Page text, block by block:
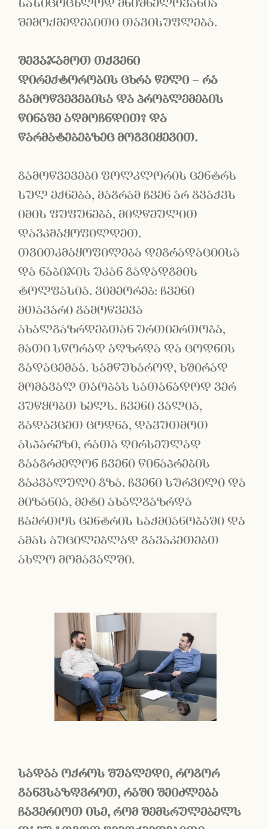
სასიცოცხლოდ მნიშნელოვანია
შემოქმედებითი თავისუფლება.
შევაჯამოთ თქვენი
დირექტორობის ცხრა წელი– რა
გამოწვევებისა და პრობლემების
წინაშე აღმოჩნდით? და
წარმატებებზეც მოგვიყევით.
გამოწვევები ფოლკლორის ცენტრს
სულ ექნება, მაგრამ ჩვენ არ გვაქვს
იმის ფუფუნება, მიღწეულით
დავკმაყოფილდეთ.
თვითკმაყოფილება დეგრადაციისა
და ნაბიჯის უკან გადადგმის
ტოლფასია. ვიმეორებ: ჩვენი
მთავარი გამოწვევა
ახალგაზრდებთან ურთიერთობა,
მათი სწორად აღზრდა და ცოდნის
გადაცემაა. სამწუხაროდ, ხშირად
მომავალ თაობას სათანადოდ ვერ
ვუწყობთ ხელს. ჩვენი ვალია,
გადავცეთ ცოდნა, დავუთმოთ
ასპარეზი, რათა ღირსეულად
გააგრძელონ ჩვენი წინაპრების
გაკვალული გზა. ჩვენი სურვილი და
მიზანია, მეტი ახალგაზრდა
ჩაერთოს ცენტრის საქმიანობაში და
ამას აუცილებლად გავაკეთებთ
ახლო მომავალში.
სადაა ოქროს შუალედი, როგორ
განვსაზღვროთ, რაში შეიძლება
ჩავერიოთ ისე, რომ შემსრულებელს